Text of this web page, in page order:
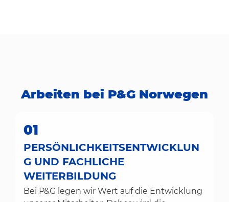
Arbeiten bei P&G Norwegen
01
PERSÖNLICHKEITSENTWICKLUN
G UND FACHLICHE
WEITERBILDUNG
Bei P&G legen wir Wert auf die Entwicklung